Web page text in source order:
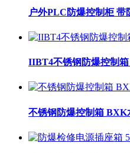
户外PLC防爆控制柜 带
IIBT4不锈钢防爆控制
不锈钢防爆控制箱 BXK